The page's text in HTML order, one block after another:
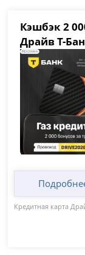
Кэшбэк 2
Драйв Т-
Кредитная карта